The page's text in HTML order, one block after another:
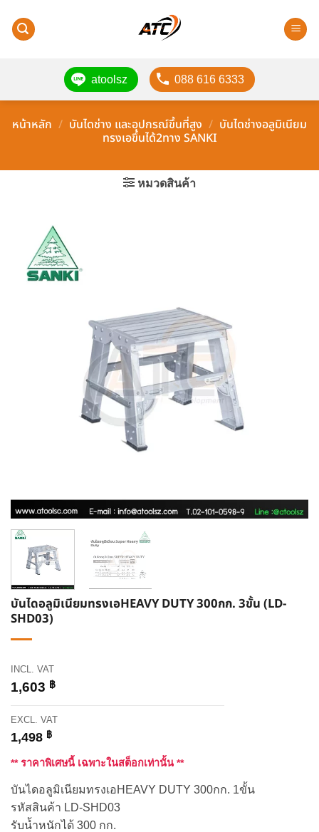
atoolsz
088 616 6333
หน้าหลัก / บันไดช่าง และอุปกรณ์ขึ้นที่สูง / บันไดช่างอลูมิเนียม
ทรงเอขึ้นได้2ทาง SANKI
หมวดสินค้า
บันไดอลูมิเนียมทรงเอHEAVY DUTY 300กก. 3ขั้น (LD-
SHD03)
INCL. VAT
1,603 ฿
EXCL. VAT
1,498 ฿
** ราคาพิเศษนี้ เฉพาะในสต็อกเท่านั้น **
บันไดอลูมิเนียมทรงเอHEAVY DUTY 300กก. 1ขั้น
รหัสสินค้า LD-SHD03
รับน้ำหนักได้ 300 กก.